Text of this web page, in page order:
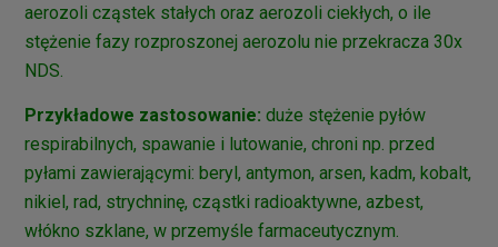
aerozoli cząstek stałych oraz aerozoli ciekłych, o ile
stężenie fazy rozproszonej aerozolu nie przekracza 30x
NDS.
Przykładowe zastosowanie: duże stężenie pyłów
respirabilnych, spawanie i lutowanie, chroni np. przed
pyłami zawierającymi: beryl, antymon, arsen, kadm, kobalt,
nikiel, rad, strychninę, cząstki radioaktywne, azbest,
włókno szklane, w przemyśle farmaceutycznym.